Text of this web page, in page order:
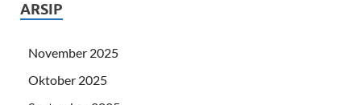
ARSIP
November 2025
Oktober 2025